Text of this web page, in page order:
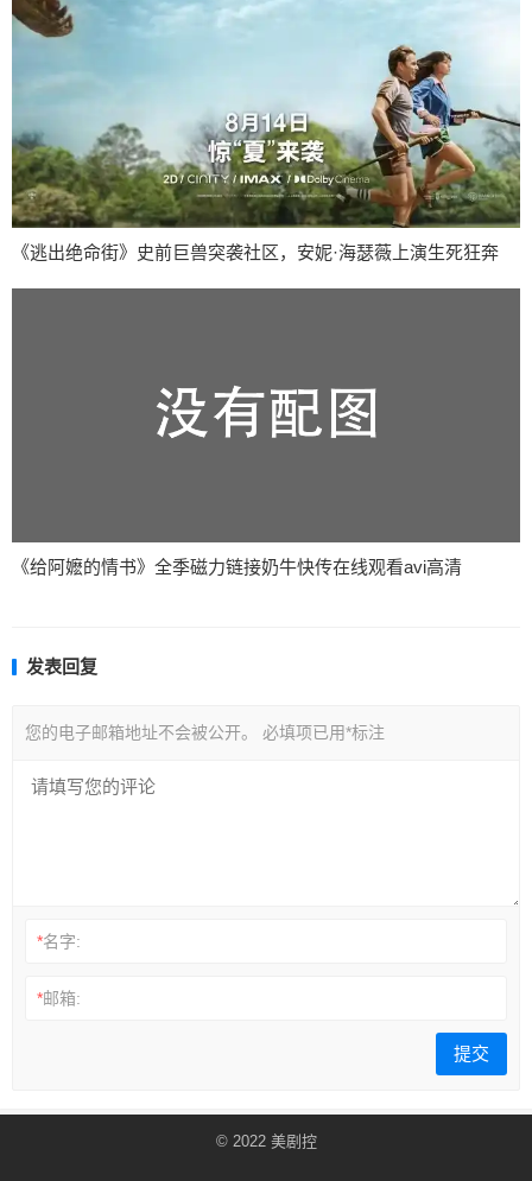
《逃出绝命街》史前巨兽突袭社区，安妮·海瑟薇上演生死狂奔
《给阿嬷的情书》全季磁力链接奶牛快传在线观看avi高清
发表回复
您的电子邮箱地址不会被公开。 必填项已用*标注
*名字:
*邮箱:
© 2022 美剧控